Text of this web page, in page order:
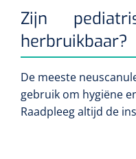
Zijn
herbruikbaar?
De meeste
gebruik om hygiëne
Raadpleeg altijd de